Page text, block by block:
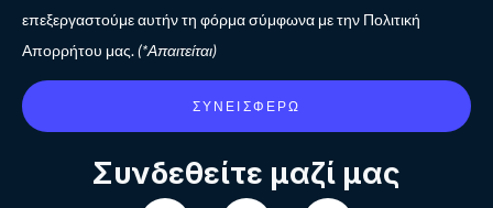
επεξεργαστούμε αυτήν τη φόρμα σύμφωνα με την Πολιτική
Απορρήτου μας.(*Απαιτείται)
ΣΥΝΕΙΣΦΈΡΩ
Συνδεθείτε μαζί μας